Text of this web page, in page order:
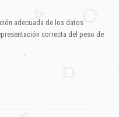
adecuada de los datos
correcta del peso de